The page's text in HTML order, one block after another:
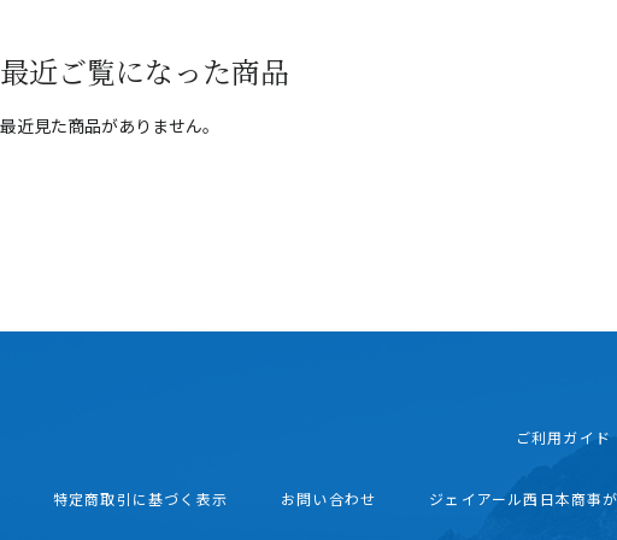
最近ご覧になった商品
最近見た商品がありません。
ご利用ガイド
特定商取引に基づく表示 お問い合わせ ジェイアール西日本商事